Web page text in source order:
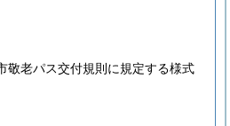
敬老パス交付規則に規定する様式